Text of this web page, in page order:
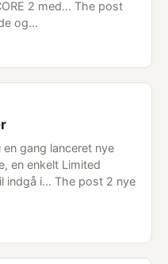
2 med... The post
og…
gang lanceret nye
en enkelt Limited
indgå i... The post 2 nye